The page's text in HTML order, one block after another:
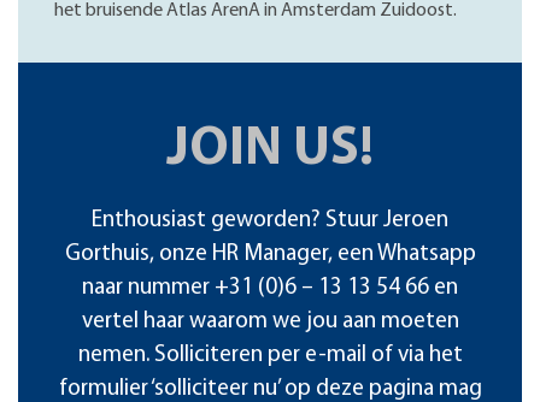
het bruisende Atlas ArenA in Amsterdam Zuidoost.
JOIN US!
Enthousiast geworden? Stuur Jeroen
Gorthuis, onze HR Manager, een Whatsapp
naar nummer +31 (0)6 – 13 13 54 66 en
vertel haar waarom we jou aan moeten
nemen. Solliciteren per e-mail of via het
formulier ‘solliciteer nu’ op deze pagina mag